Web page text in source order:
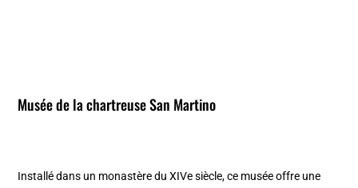
Musée de la chartreuse San Martino
Installé dans un monastère du XIVe siècle, ce musée offre une